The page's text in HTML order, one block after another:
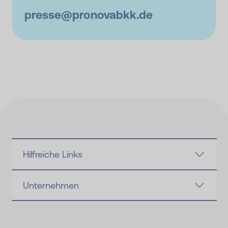
presse@pronovabkk.de
Hilfreiche Links
Unternehmen